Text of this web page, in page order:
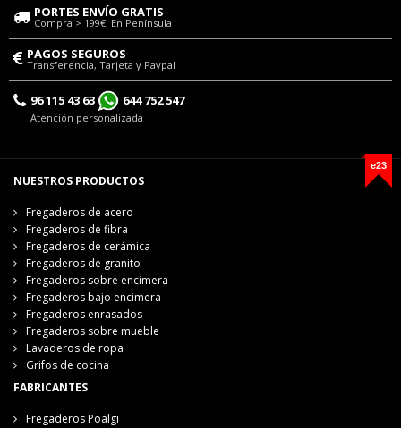
PORTES ENVÍO GRATIS
Compra > 199€. En Península
PAGOS SEGUROS
Transferencia, Tarjeta y Paypal
96 115 43 63 644 752 547
Atención personalizada
e23
NUESTROS PRODUCTOS
Fregaderos de acero
Fregaderos de fibra
Fregaderos de cerámica
Fregaderos de granito
Fregaderos sobre encimera
Fregaderos bajo encimera
Fregaderos enrasados
Fregaderos sobre mueble
Lavaderos de ropa
Grifos de cocina
FABRICANTES
Fregaderos Poalgi